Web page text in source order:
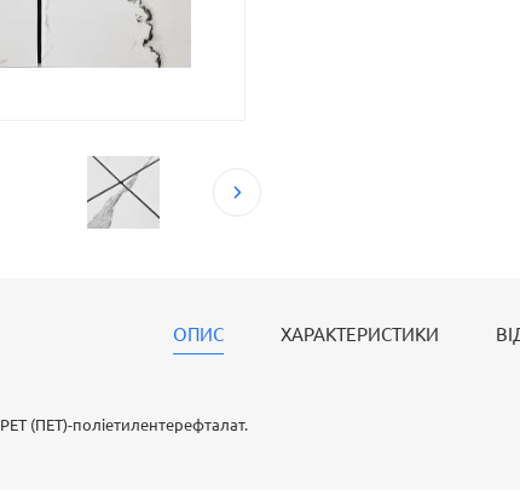
ОПИС ХАРАКТЕРИСТИКИ
PET (ПЕТ)-поліетилентерефталат.